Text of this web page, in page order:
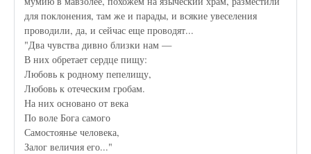
для поклонения, там же и парады, и всякие увеселения
проводили, да, и сейчас еще проводят...
"Два чувства дивно близки нам —
В них обретает сердце пищу:
Любовь к родному пепелищу,
Любовь к отеческим гробам.
На них основано от века
По воле Бога самого
Самостоянье человека,
Залог величия его..."